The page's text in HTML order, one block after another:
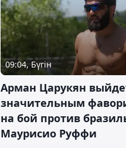
09:04, Бүгін
Арман Царукян
значительным
на бой против
Маурисио Руффи